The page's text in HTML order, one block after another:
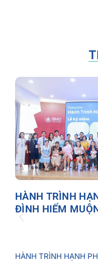
HÀNH TRÌNH
ĐÌNH HIẾM
HÀNH TRÌNH HẠNH